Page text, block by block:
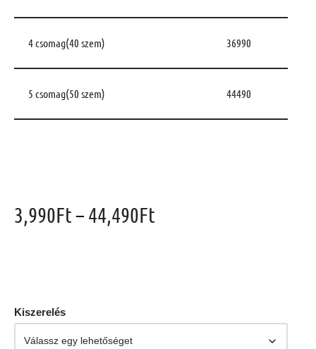
4 csomag(40 szem) 36990
5 csomag(50 szem) 44490
3,990Ft–44,490Ft
Kiszerelés